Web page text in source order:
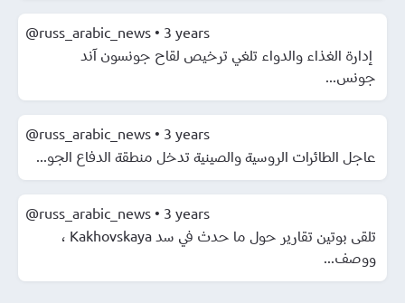
@russ_arabic_news • 3 years
️ إدارة الغذاء والدواء تلغي ترخيص لقاح جونسون آند
جونس...
@russ_arabic_news • 3 years
️عاجل الطائرات الروسية والصينية تدخل منطقة الدفاع الجو...
@russ_arabic_news • 3 years
️تلقى بوتين تقارير حول ما حدث في سد Kakhovskaya ،
ووصف...